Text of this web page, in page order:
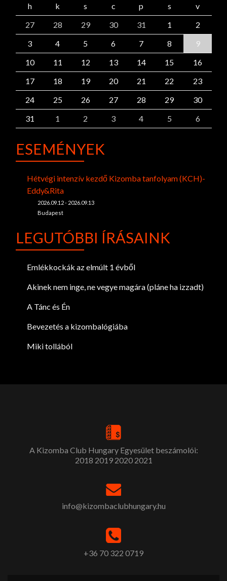
h
k s c p s
v
27
28 29 30 31 1
2
3
4 5 6 7 8
9
10
11 12 13 14 15
16
17
18 19 20 21 22
23
24
25 26 27 28 29
30
31
1 2 3 4 5 6
ESEMÉNYEK
Hétvégi intenzív kezdő Kizomba tanfolyam (KCH)-
Eddy&Rita
2026.09.12 - 2026.09.13
Budapest
LEGUTÓBBI ÍRÁSAINK
Emlékkockák az elmúlt 1 évből
Akinek nem inge, ne vegye magára (pláne ha izzadt)
A Tánc és Én
Bevezetés a kizombalógiába
Miki tollából
A Kizomba Club Hungary Egyesület beszámolói:
2018 2019 2020 2021
info@kizombaclubhungary.hu
+36 70 322 0719